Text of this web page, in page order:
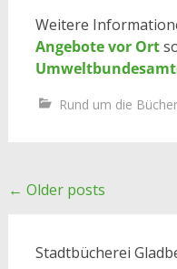
Weitere
Angebote vor Ort
Rund um die
Posts
← Older posts
Stadtbücherei